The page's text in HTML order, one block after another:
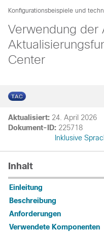
Konfigurationsbeispiele und
Verwendung der
Center
Aktualisiert: 24. April 2026
Dokument-ID: 225718
Inklusive
Inhalt
Einleitung
Beschreibung
Anforderungen
Verwendete Komponenten